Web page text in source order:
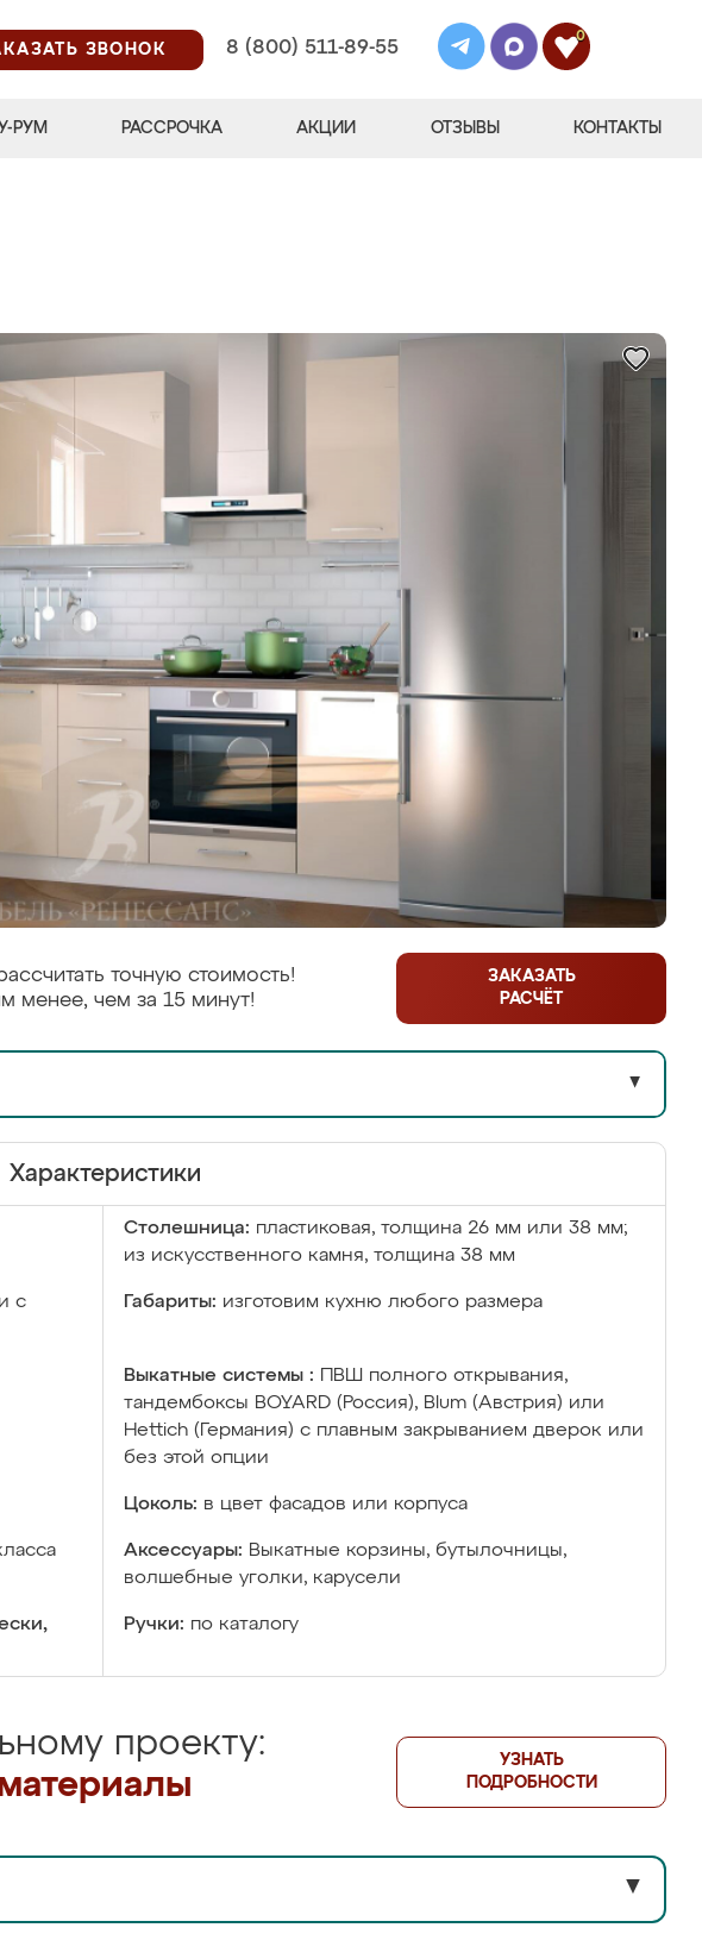
ЗВОНОК
8 (800) 511-89-55
0
РУМ РАССРОЧКА АКЦИИ ОТЗЫВЫ КОНТАКТЫ
точную стоимость!
менее, чем за 15 минут!
ЗАКАЗАТЬ
РАСЧЁТ
▼
Характеристики
Столешница: пластиковая, толщина 26 мм или 38 мм;
из искусственного камня, толщина 38 мм
с
Габариты: изготовим кухню любого размера
Выкатные системы :
ПВШ полного открывания,
тандембоксы BOYARD (Россия), Blum (Австрия) или
Hettich (Германия) с плавным закрыванием дверок или
без этой опции
Цоколь: в цвет фасадов или корпуса
Аксессуары: Выкатные корзины, бутылочницы,
волшебные уголки, карусели
Ручки: по каталогу
проекту:
УЗНАТЬ
ПОДРОБНОСТИ
▼